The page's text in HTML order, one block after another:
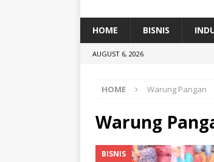
[ July 11, 2026 ] Dari
HOME BISNIS
AUGUST 6, 2026
HOME Warung Pangan
Warung
BISNIS